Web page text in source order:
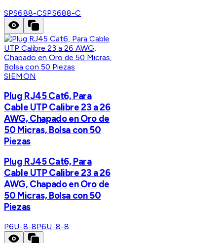
SPS688-CSPS688-C
SIEMON
Plug RJ45 Cat6, Para
Cable UTP Calibre 23 a 26
AWG, Chapado en Oro de
50 Micras, Bolsa con 50
Piezas
Plug RJ45 Cat6, Para
Cable UTP Calibre 23 a 26
AWG, Chapado en Oro de
50 Micras, Bolsa con 50
Piezas
P6U-8-8P6U-8-8